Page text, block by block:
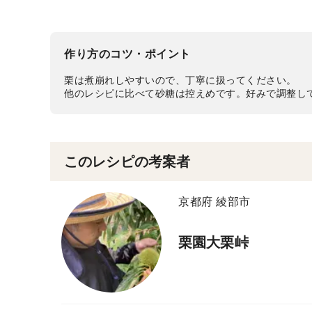
作り方のコツ・ポイント
栗は煮崩れしやすいので、丁寧に扱ってください。
他のレシピに比べて砂糖は控えめです。好みで調整し
このレシピの考案者
京都府 綾部市
栗園大栗峠